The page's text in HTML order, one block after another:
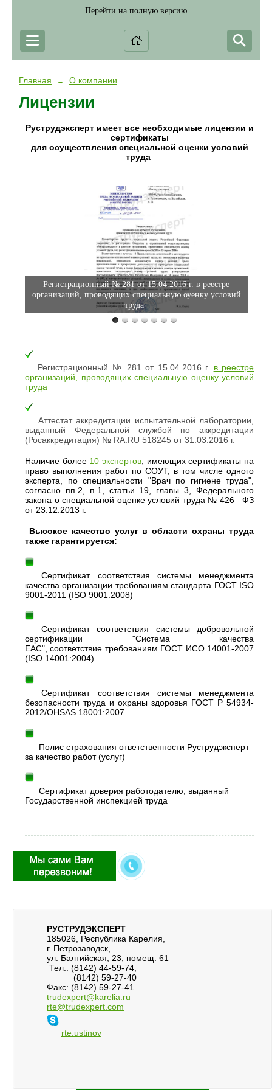
Перейти на полную версию
Главная → О компании
Лицензии
Руструдэксперт имеет все необходимые лицензии и
сертификаты
для осуществления специальной оценки условий
труда
Регистрационный № 281 от 15.04.2016 г. в реестре
организаций, проводящих специальную оуенку условий
труда
Регистрационный № 281 от 15.04.2016 г. в реестре
организаций, проводящих специальную оценку условий
труда
Аттестат аккредитации испытательной лаборатории,
выданный Федеральной службой по аккредитации
(Росаккредитация) № RA.RU 518245 от 31.03.2016 г.
Наличие более 10 экспертов , имеющих сертификаты на
право выполнения работ по СОУТ, в том числе одного
эксперта, по специальности "Врач по гигиене труда",
согласно пп.2, п.1, статьи 19, главы 3, Федерального
закона о специальной оценке условий труда № 426 –ФЗ
от 23.12.2013 г.
Высокое качество услуг в области охраны труда
также гарантируется:
Сертификат соответствия системы менеджмента
качества организации требованиям стандарта ГОСТ ISO
9001-2011 (ISO 9001:2008)
Сертификат соответствия системы добровольной
сертификации "Система качества
ЕАС", соответствие требованиям ГОСТ ИСО 14001-2007
(ISO 14001:2004)
Сертификат соответствия системы менеджмента
безопасности труда и охраны здоровья ГОСТ Р 54934-
2012/OHSAS 18001:2007
Полис страхования ответственности Руструдэксперт
за качество работ (услуг)
Сертификат доверия работодателю, выданный
Государственной инспекцией труда
РУСТРУДЭКСПЕРТ
185026, Республика Карелия,
г. Петрозаводск,
ул. Балтийская, 23, помещ. 61
Тел.: (8142) 44-59-74;
(8142) 59-27-40
Факс: (8142) 59-27-41
trudexpert@karelia.ru
rte@trudexpert.com
rte.ustinov